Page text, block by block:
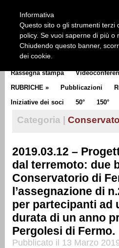
CLUB COMMUNICATOR
Rassegna stampa
RUBRICHE » Pubblicazioni
Iniziative dei soci
50° 150°
Categoria |
2019.03.12 –
dal terremoto: due
Conservatorio di
l’assegnazione di
per partecipanti ad
durata di un anno
Pergolesi di Fermo.
Pubblicato il 13 Marzo
Informativa
Questo sito o gli strumenti terzi
policy. Se vuoi saperne di più
Chiudendo questo banner,
dei cookie.